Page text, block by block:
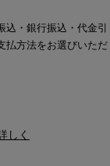
込・銀行振込・代金引
払方法をお選びいただ
しく